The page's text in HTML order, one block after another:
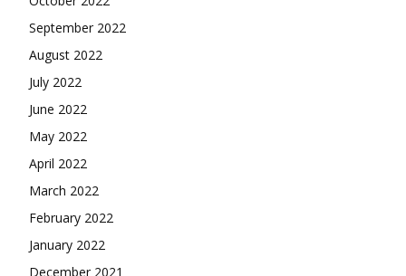
September 2022
August 2022
July 2022
June 2022
May 2022
April 2022
March 2022
February 2022
January 2022
December 2021